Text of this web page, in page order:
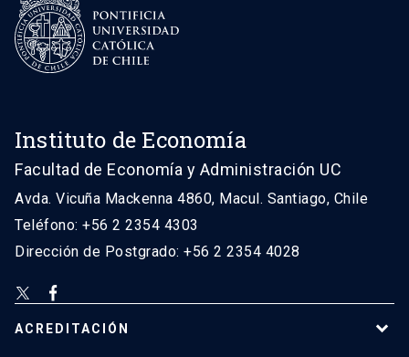
Instituto de Economía
Facultad de Economía y Administración UC
Avda. Vicuña Mackenna 4860, Macul. Santiago, Chile
Teléfono: +56 2 2354 4303
Dirección de Postgrado: +56 2 2354 4028
ACREDITACIÓN